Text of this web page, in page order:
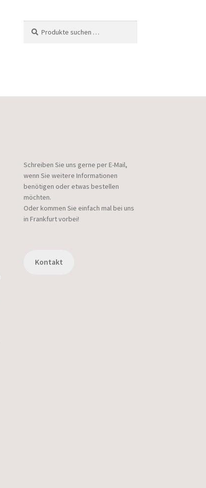
nach:
Schreiben Sie uns gerne per E-Mail,
wenn Sie weitere Informationen
benötigen oder etwas bestellen
möchten.
Oder kommen Sie einfach mal bei uns
in Frankfurt vorbei!
Kontakt